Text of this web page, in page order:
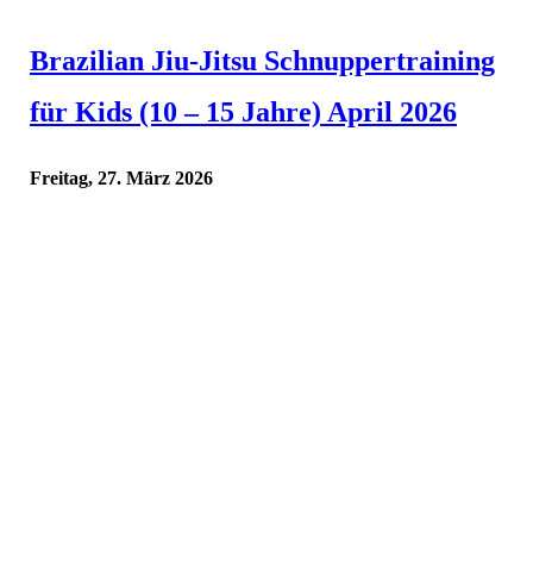
Brazilian Jiu-Jitsu Schnuppertraining
für Kids (10 – 15 Jahre) April 2026
Freitag, 27. März 2026